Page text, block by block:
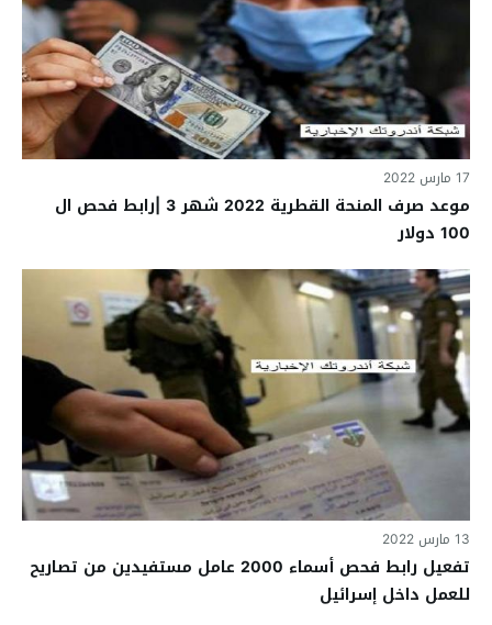
17 مارس 2022
موعد صرف المنحة القطرية 2022 شهر 3 |رابط فحص ال
100 دولار
13 مارس 2022
تفعيل رابط فحص أسماء 2000 عامل مستفيدين من تصاريح
للعمل داخل إسرائيل